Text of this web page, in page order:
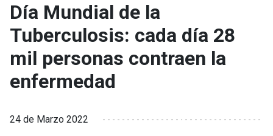
Día Mundial de la
Tuberculosis: cada día 28
mil personas contraen la
enfermedad
24 de Marzo 2022